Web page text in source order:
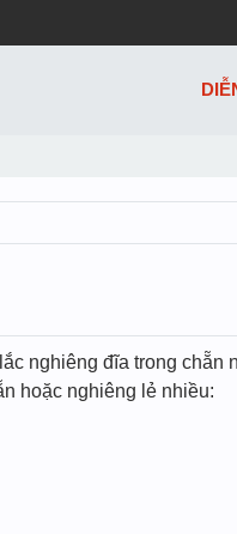
nghiêng đĩa trong chẵn
hoặc nghiêng lẻ nhiều: